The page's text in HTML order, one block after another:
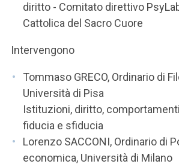
diritto - Comitato direttivo
Cattolica del Sacro Cuore
Intervengono
Tommaso GRECO, Ordinario di
Università di Pisa
Istituzioni, diritto,
fiducia e sfiducia
Lorenzo SACCONI, Ordinario di
economica, Università di Milano